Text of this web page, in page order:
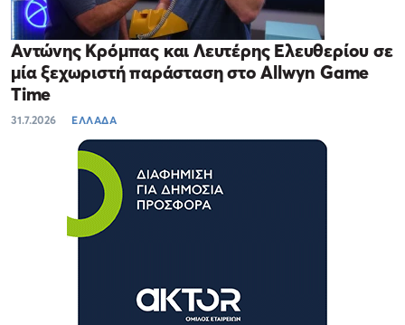
Αντώνης Κρόμπας και Λευτέρης Ελευθερίου σε
μία ξεχωριστή παράσταση στο Allwyn Game
Time
31.7.2026 ΕΛΛΑΔΑ